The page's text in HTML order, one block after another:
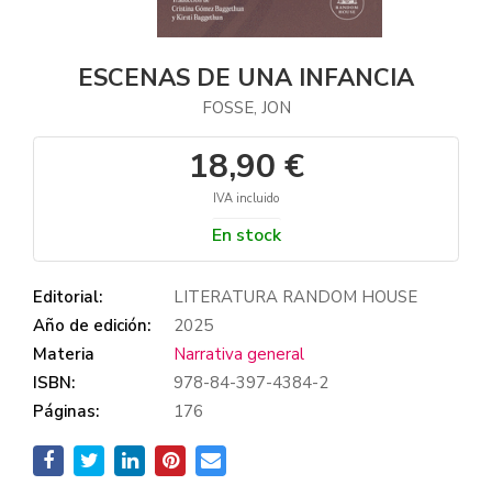
ESCENAS DE UNA INFANCIA
FOSSE, JON
18,90 €
IVA incluido
En stock
Editorial:
LITERATURA RANDOM HOUSE
Año de edición:
2025
Materia
Narrativa general
ISBN:
978-84-397-4384-2
Páginas:
176